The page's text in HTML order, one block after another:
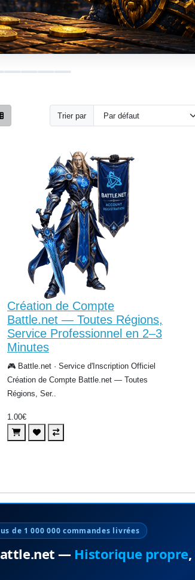
Trier par
Création de Compte
Battle.net — Toutes Régions,
Service Professionnel en 2–3
Minutes
🎮 Battle.net · Service d'Inscription Officiel
Création de Compte Battle.net — Toutes
Régions, Ser..
1.00€
de 1 000 000 commandes livrées
— Historique propre,